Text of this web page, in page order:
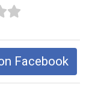
Facebook